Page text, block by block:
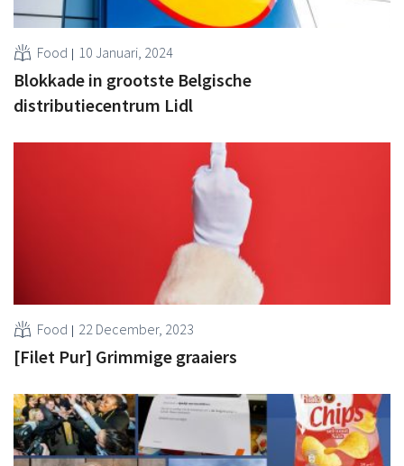
Food 10 Januari, 2024
Blokkade in grootste Belgische
distributiecentrum Lidl
Food 22 December, 2023
[Filet Pur] Grimmige graaiers